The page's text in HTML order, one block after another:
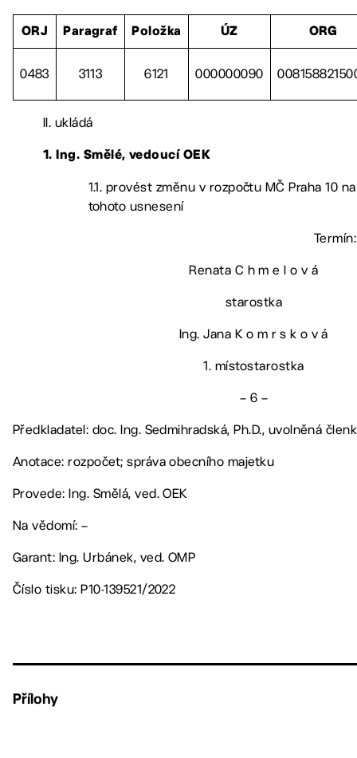
ORJ Paragraf Položka ÚZ ORG
0483 3113 6121 000000090
II. ukládá
1. Ing. Smělé, vedoucí OEK
1.1. provést změnu v rozpočtu MČ Praha 10
tohoto usnesení
Renata C h m e l o v á
starostka
Ing. Jana K o m r s k o v á
1. místostarostka
– 6 –
Předkladatel: doc. Ing. Sedmihradská, Ph.D., uvolněná
Anotace: rozpočet; správa obecního majetku
Provede: Ing. Smělá, ved. OEK
Na vědomí: –
Garant: Ing. Urbánek, ved. OMP
Číslo tisku: P10-139521/2022
Přílohy